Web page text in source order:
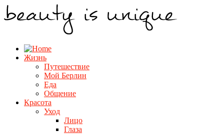
Жизнь
Путешествие
Мой Берлин
Еда
Общение
Красота
Уход
Лицо
Глаза